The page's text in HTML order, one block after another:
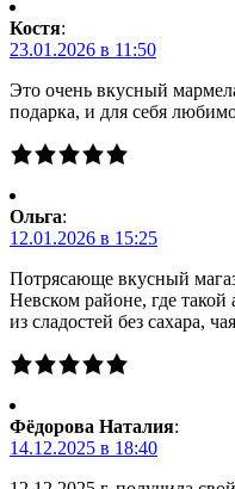
Костя:
23.01.2026 в 11:50
Это очень вкусный
подарка, и для себя
Ольга:
12.01.2026 в 15:25
Потрясающе вкусный
Невском районе, где
из сладостей без сахара,
Фёдорова Наталия:
14.12.2025 в 18:40